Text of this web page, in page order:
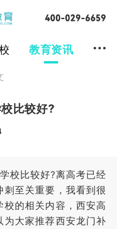
教育资讯 ...
比较好?
比较好?离高考已经
至关重要，我看到很
的相关内容，西安高
大家推荐西安龙门补